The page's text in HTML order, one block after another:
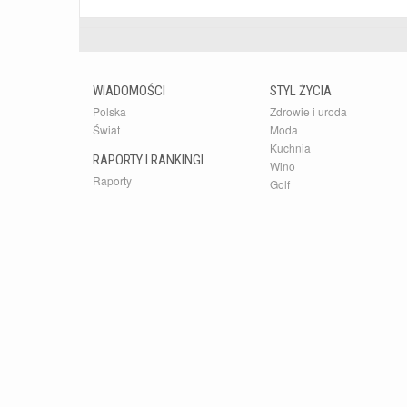
WIADOMOŚCI
Polska
Świat
RAPORTY I RANKINGI
Raporty
STYL ŻYCIA
Zdrowie i uroda
Moda
Kuchnia
Wino
Golf